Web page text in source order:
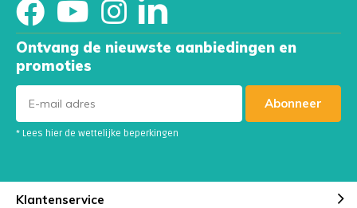
Ontvang de nieuwste aanbiedingen en
promoties
Abonneer
* Lees hier de wettelijke beperkingen
Klantenservice